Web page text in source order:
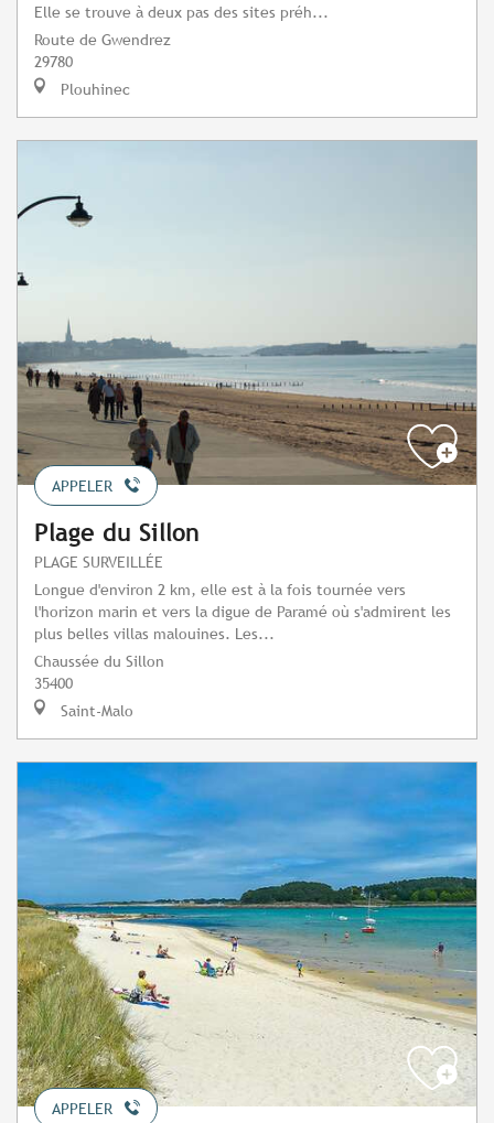
Elle se trouve à deux pas des sites préh...
Route de Gwendrez
29780
Plouhinec
APPELER
Plage du Sillon
PLAGE SURVEILLÉE
Longue d'environ 2 km, elle est à la fois tournée vers
l'horizon marin et vers la digue de Paramé où s'admirent les
plus belles villas malouines. Les...
Chaussée du Sillon
35400
Saint-Malo
APPELER